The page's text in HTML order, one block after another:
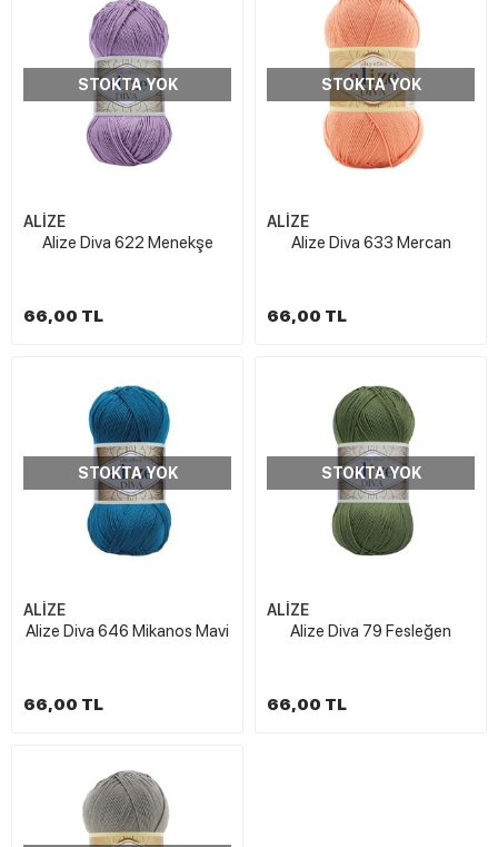
STOKTA YOK
ALİZE
Alize Diva 622 Menekşe
66,00 TL
STOKTA YOK
ALİZE
Alize Diva 633 Mercan
66,00 TL
STOKTA YOK
ALİZE
Alize Diva 646 Mikanos Mavi
66,00 TL
STOKTA YOK
ALİZE
Alize Diva 79 Fesleğen
66,00 TL